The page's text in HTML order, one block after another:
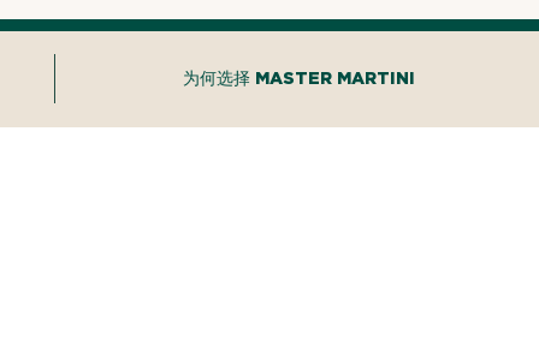
为何选择 MASTER MARTINI